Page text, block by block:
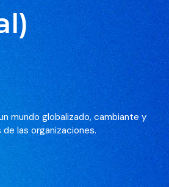
mundo globalizado, cambiante y
las organizaciones.